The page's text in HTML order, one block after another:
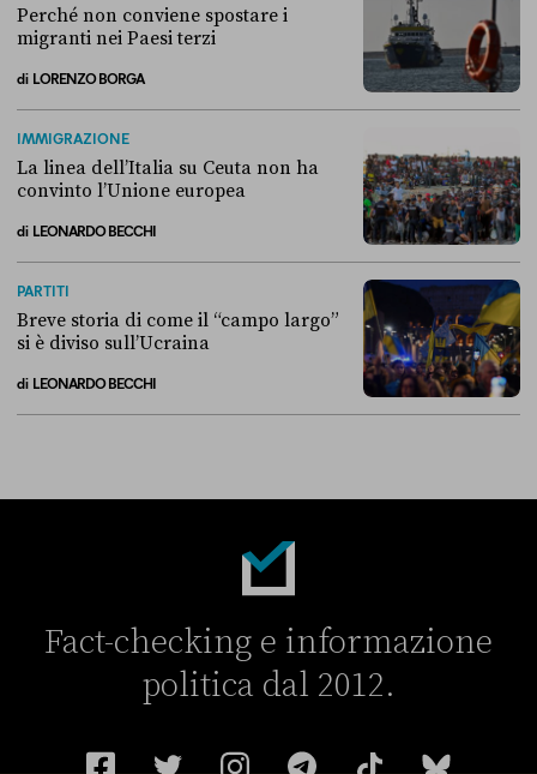
Perché non conviene spostare i
migranti nei Paesi terzi
di LORENZO BORGA
IMMIGRAZIONE
La linea dell’Italia su Ceuta non ha
convinto l’Unione europea
di LEONARDO BECCHI
PARTITI
Breve storia di come il “campo largo”
si è diviso sull’Ucraina
di LEONARDO BECCHI
Fact-checking e informazione
politica dal 2012.